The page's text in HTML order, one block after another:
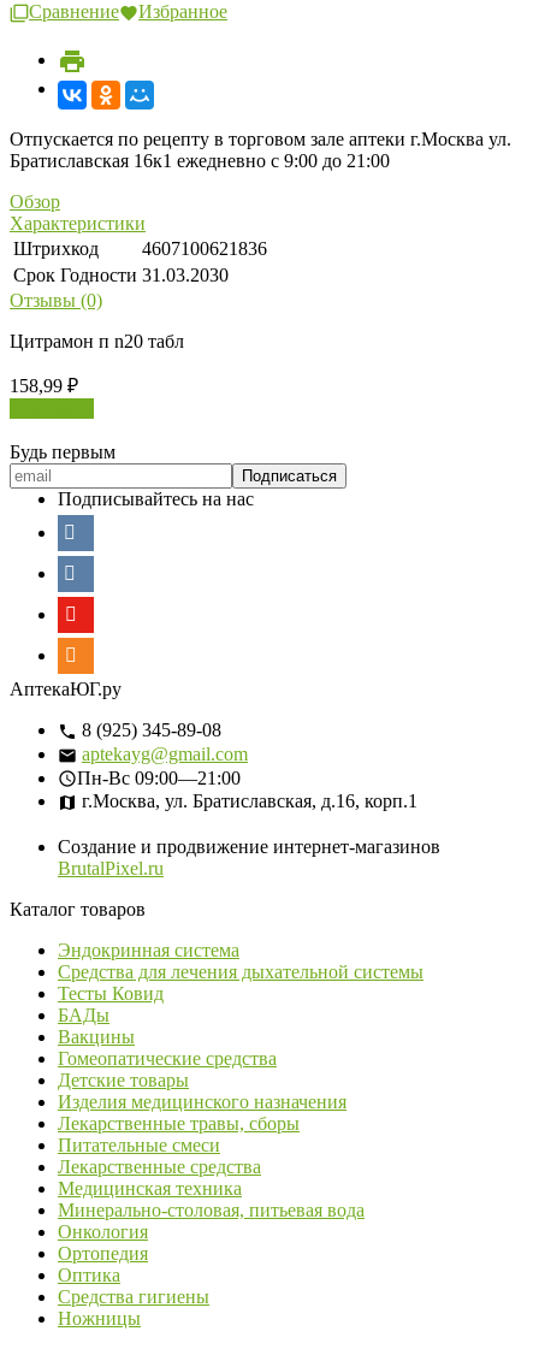
Сравнение Избранное
Отпускается по рецепту в торговом зале аптеки г.Москва ул.
Братиславская 16к1 ежедневно с 9:00 до 21:00
Обзор
Характеристики
Штрихкод
4607100621836
Срок Годности 31.03.2030
Отзывы (0)
Цитрамон п n20 табл
158,99 ₽
Будь первым
Подписывайтесь на нас
АптекаЮГ.ру
8 (925) 345-89-08
aptekayg@gmail.com
Пн-Вс 09:00—21:00
г.Москва, ул. Братиславская, д.16, корп.1
Создание и продвижение интернет-магазинов
BrutalPixel.ru
Каталог товаров
Эндокринная система
Средства для лечения дыхательной системы
Тесты Ковид
БАДы
Вакцины
Гомеопатические средства
Детские товары
Изделия медицинского назначения
Лекарственные травы, сборы
Питательные смеси
Лекарственные средства
Медицинская техника
Минерально-столовая, питьевая вода
Онкология
Ортопедия
Оптика
Средства гигиены
Ножницы